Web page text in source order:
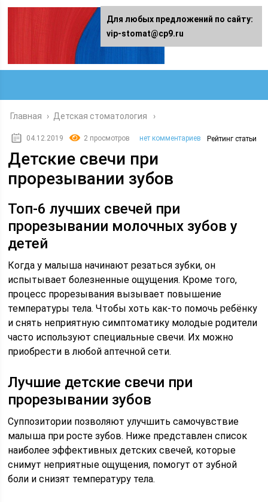
Главная › Детская стоматология
04.12.2019 2 просмотров нет комментариев Рейтинг статьи
Детские свечи при
прорезывании зубов
Топ-6 лучших свечей при
прорезывании молочных зубов у
детей
Когда у малыша начинают резаться зубки, он
испытывает болезненные ощущения. Кроме того,
процесс прорезывания вызывает повышение
температуры тела. Чтобы хоть как-то помочь ребёнку
и снять неприятную симптоматику молодые родители
часто используют специальные свечи. Их можно
приобрести в любой аптечной сети.
Лучшие детские свечи при
прорезывании зубов
Суппозитории позволяют улучшить самочувствие
малыша при росте зубов. Ниже представлен список
наиболее эффективных детских свечей, которые
снимут неприятные ощущения, помогут от зубной
боли и снизят температуру тела.
Для любых предложений по сайту:
vip-stomat@cp9.ru